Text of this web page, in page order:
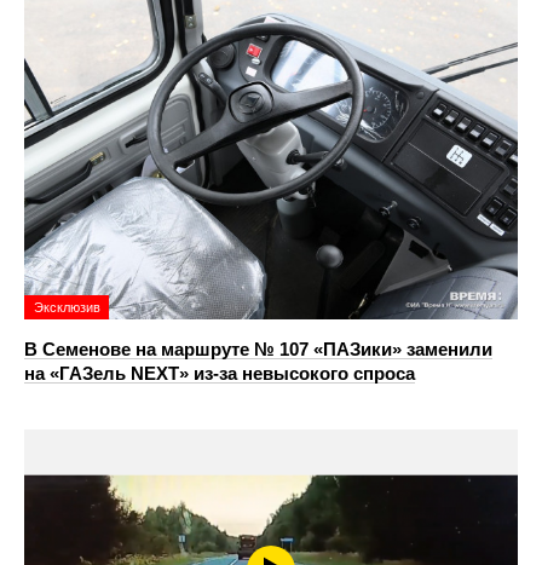
Эксклюзив
В Семенове на маршруте № 107 «ПАЗики» заменили
на «ГАЗель NEXT» из‑за невысокого спроса